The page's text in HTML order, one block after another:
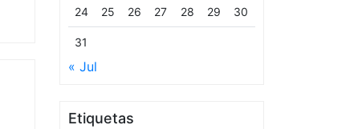
24 25 26 27 28 29 30
31
« Jul
Etiquetas